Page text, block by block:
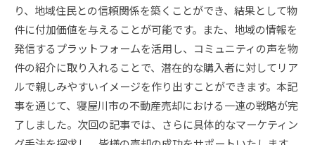
り、地域住民との信頼関係を築くことができ、結果として物
件に付加価値を与えることが可能です。また、地域の情報を
発信するプラットフォームを活用し、コミュニティの声を物
件の紹介に取り入れることで、潜在的な購入者に対してリア
ルで親しみやすいイメージを作り出すことができます。本記
事を通じて、寝屋川市の不動産売却における一連の戦略が完
了しました。次回の記事では、さらに具体的なマーケティン